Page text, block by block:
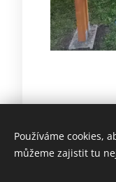
© 2022
Používáme cookies,
můžeme zajistit tu